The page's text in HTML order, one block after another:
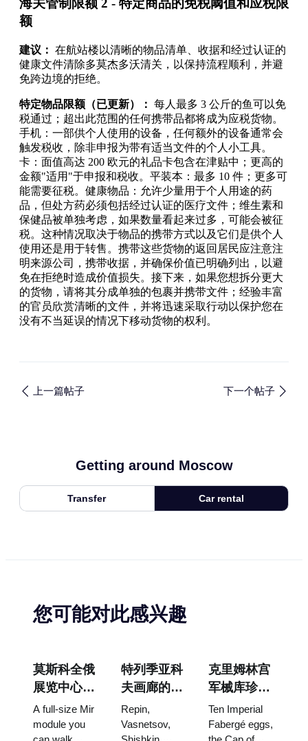
海关管制限额 2 - 特定商品的免税阈值和应税限
额
建议： 在航站楼以清晰的物品清单、收据和经过认证的
健康文件清除多莫杰多沃清关，以保持流程顺利，并避
免跨边境的拒绝。
特定物品限额（已更新）： 每人最多 3 公斤的鱼可以免
税通过；超出此范围的任何携带品都将成为应税货物。
手机：一部供个人使用的设备，任何额外的设备通常会
触发税收，除非申报为带有适当文件的个人小工具。
卡：面值高达 200 欧元的礼品卡包含在津贴中；更高的
金额"适用"于申报和税收。平装本：最多 10 件；更多可
能需要征税。健康物品：允许少量用于个人用途的药
品，但处方药必须包括经过认证的医疗文件；维生素和
保健品被单独考虑，如果数量看起来过多，可能会被征
税。这种情况取决于物品的携带方式以及它们是供个人
使用还是用于转售。携带这些货物的返回居民应注意注
明来源公司，携带收据，并确保价值已明确列出，以避
免在拒绝时造成价值损失。接下来，如果您想拆分更大
的货物，请将其分成单独的包裹并携带文件；经验丰富
的官员欣赏清晰的文件，并将迅速采取行动以保护您在
没有不当延误的情况下移动货物的权利。
上一篇帖子 下一个帖子
Getting around Moscow
Transfer Car rental
您可能对此感兴趣
莫斯科全俄
展览中心
“宇宙馆”：
俄罗斯最大
A full-size Mir
module you
特列季亚科
夫画廊的杰
作：值得为
此安排行程
Repin,
Vasnetsov,
克里姆林宫
军械库珍
宝：法贝热
彩蛋、宝座
Ten Imperial
Fabergé eggs,